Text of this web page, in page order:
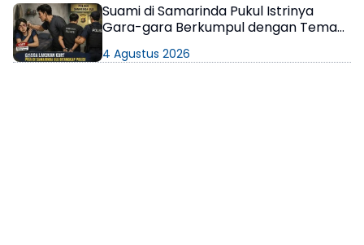
Suami di Samarinda Pukul Istrinya
Gara-gara Berkumpul dengan Teman
4 Agustus 2026